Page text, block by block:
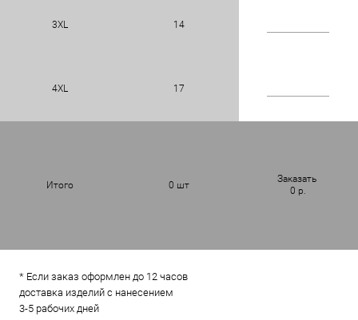
3XL 14
4XL 17
Итого 0 шт
Заказать
0 р.
* Если заказ оформлен до 12 часов
доставка изделий с нанесением
3-5 рабочих дней